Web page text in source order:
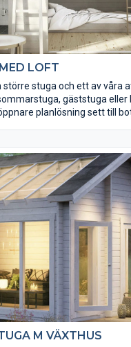
LOFT
större stuga och ett av våra
gäststuga eller
planlösning sett till
övriga sortiment av
levereras isolerade.
M VÄXTHUS